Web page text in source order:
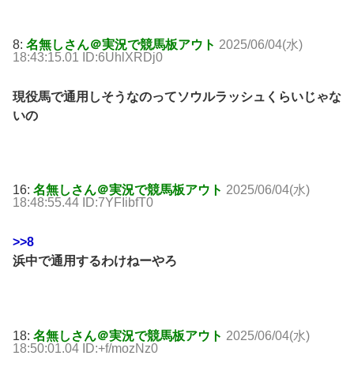
8: 名無しさん＠実況で競馬板アウト 2025/06/04(水)
18:43:15.01 ID:6UhlXRDj0
現役馬で通用しそうなのってソウルラッシュくらいじゃな
いの
16: 名無しさん＠実況で競馬板アウト 2025/06/04(水)
18:48:55.44 ID:7YFIibfT0
>>8
浜中で通用するわけねーやろ
18: 名無しさん＠実況で競馬板アウト 2025/06/04(水)
18:50:01.04 ID:+f/mozNz0